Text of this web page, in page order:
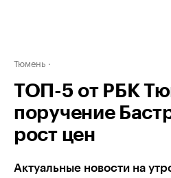
Тюмень
ТОП-5 от РБК
поручение
рост цен
Актуальные новости на